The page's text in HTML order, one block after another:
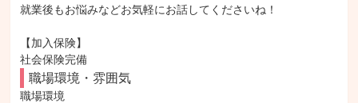
就業後もお悩みなどお気軽にお話してくださいね！
【加入保険】
社会保険完備
職場環境・雰囲気
職場環境